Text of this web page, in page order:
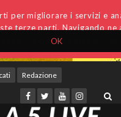
OK
per migliorare i servizi e
terze parti. Navigando
Redazione